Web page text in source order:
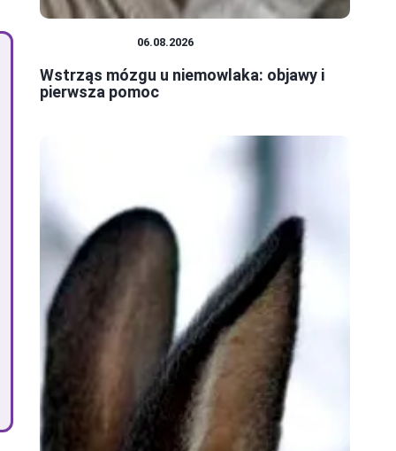
06.08.2026
Wstrząs mózgu u niemowlaka: objawy i
pierwsza pomoc